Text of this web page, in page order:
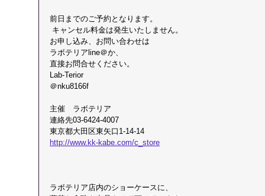
前日までのご予約となります。
​​​キャンセル料金は発生いたしません。
お申し込み、お問い合わせは
ラボテリアline＠か、
直接お問合せください。
​Lab-Terior
＠nku8166f
主催　ラボテリア
連絡先03-6424-4007
東京都大田区東矢口1-14-14
http://www.kk-kabe.com/c_store
ラボテリア店内のショーケースに、